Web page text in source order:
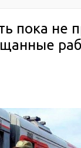
пока не